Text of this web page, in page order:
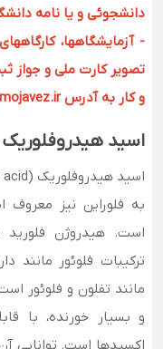
دانشجوئی و یا نامه
- آزمایشگاهها،
تصویر کارت ملی و
و کار به آدرس qr.mojavez.ir
اسید
به فلوراین نیز معروف
است. هیدروژن فلورید
ترکیبات فلوئور مانند
مانند تفلون و فلوئور
و بسیار خورنده، با
اکسیدها است. توانایی